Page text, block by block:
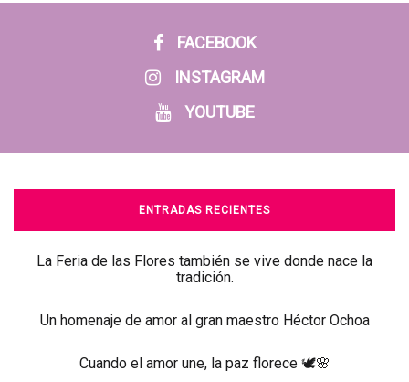
FACEBOOK
INSTAGRAM
YOUTUBE
ENTRADAS RECIENTES
La Feria de las Flores también se vive donde nace la
tradición.
Un homenaje de amor al gran maestro Héctor Ochoa
Cuando el amor une, la paz florece 🕊️🌸